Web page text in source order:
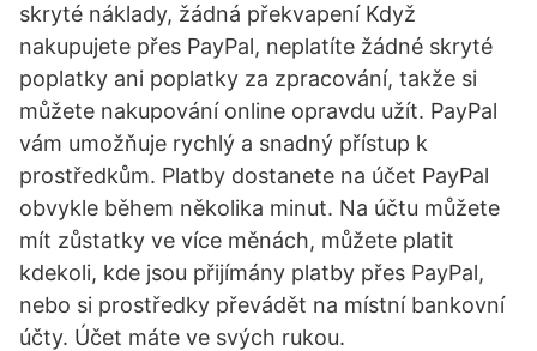
skryté náklady, žádná překvapení Když
nakupujete přes PayPal, neplatíte žádné skryté
poplatky ani poplatky za zpracování, takže si
můžete nakupování online opravdu užít. PayPal
vám umožňuje rychlý a snadný přístup k
prostředkům. Platby dostanete na účet PayPal
obvykle během několika minut. Na účtu můžete
mít zůstatky ve více měnách, můžete platit
kdekoli, kde jsou přijímány platby přes PayPal,
nebo si prostředky převádět na místní bankovní
účty. Účet máte ve svých rukou.